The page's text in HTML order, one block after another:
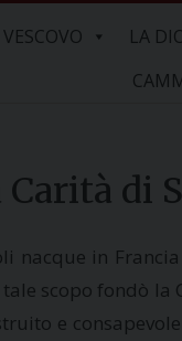
LA
di
nacque in
tale scopo fondò
e